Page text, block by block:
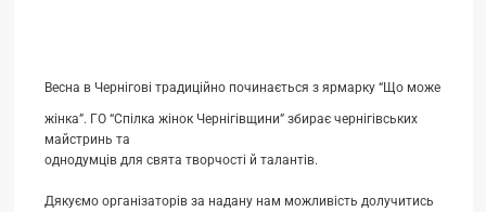
Весна в Чернігові традиційно починається з ярмарку “Що може
жінка”. ГО “Спілка жінок Чернігівщини” збирає чернігівських
майстринь та
однодумців для свята творчості й талантів.
Дякуємо організаторів за надану нам можливість долучитись